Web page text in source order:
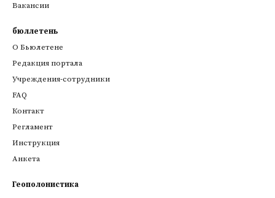
Вакансии
бюллетень
О Бьюлетене
Редакция портала
Учреждения-сотрудники
FAQ
Контакт
Регламент
Инструкция
Анкета
Геополонистика